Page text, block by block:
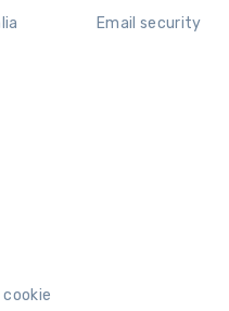
Email security